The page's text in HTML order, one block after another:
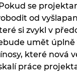
se
od
si zvykl v
umět úplně
které nová
práce